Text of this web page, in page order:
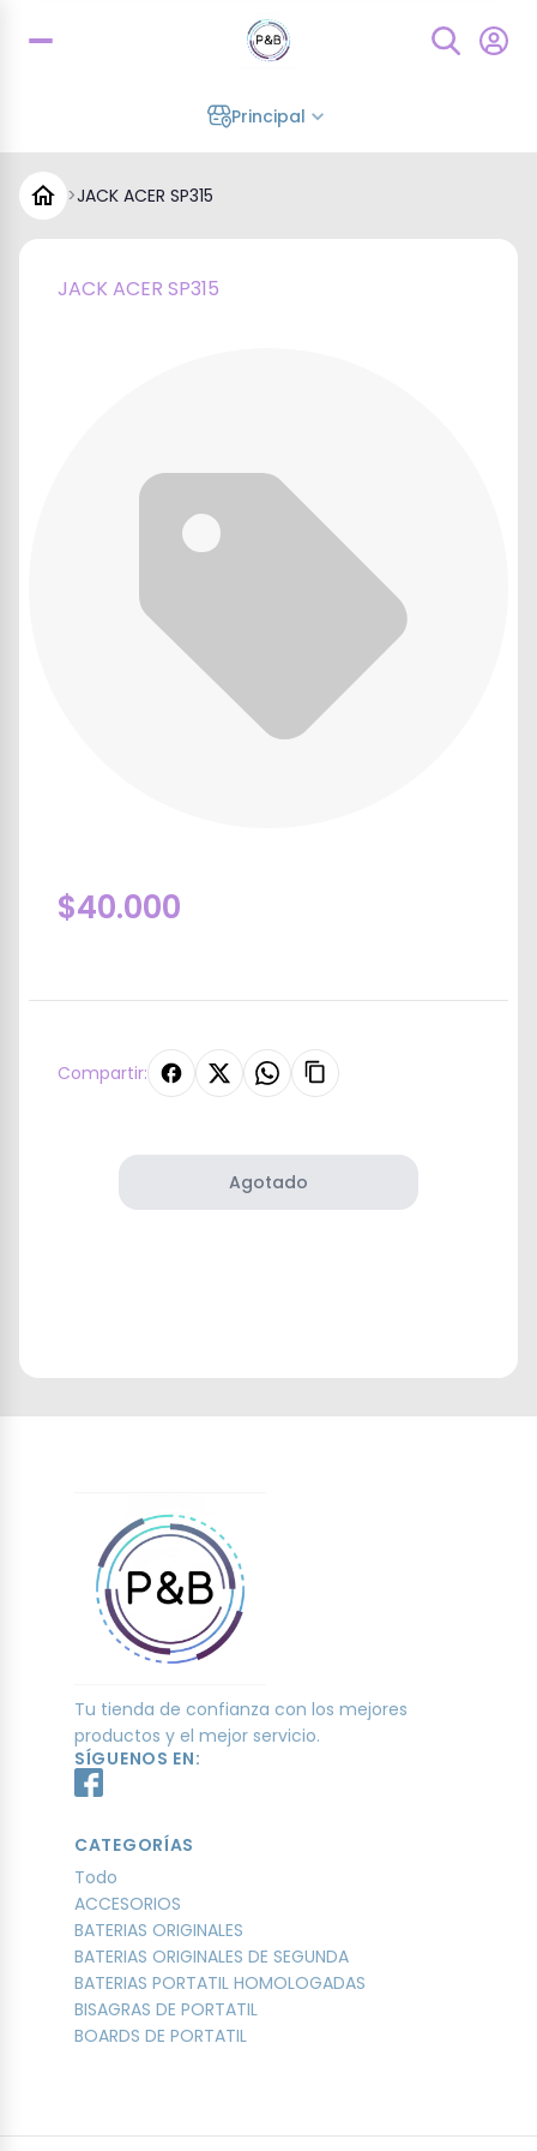
Principal
>JACK ACER SP315
JACK ACER SP315
$40.000
Compartir:
Agotado
Tu tienda de confianza con los mejores
productos y el mejor servicio.
SÍGUENOS EN:
CATEGORÍAS
Todo
ACCESORIOS
BATERIAS ORIGINALES
BATERIAS ORIGINALES DE SEGUNDA
BATERIAS PORTATIL HOMOLOGADAS
BISAGRAS DE PORTATIL
BOARDS DE PORTATIL